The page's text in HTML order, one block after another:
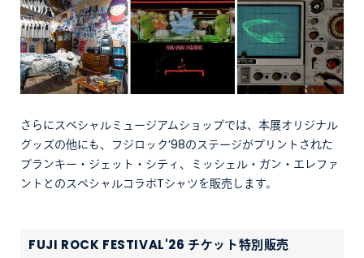
さらにスペシャルミュージアムショップでは、本展オリジナル
グッズの他にも、フジロック’98のステージがプリントされた
ブランキー・ジェット・シティ、ミッシェル・ガン・エレファ
ントとのスペシャルコラボTシャツを販売します。
FUJI ROCK FESTIVAL'26 チケット特別販売